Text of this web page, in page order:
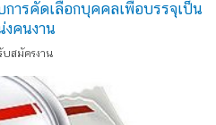
ารคัดเลือกบุคคลเพื่อบรรจุเป็น
คนงาน
บสมัครงาน